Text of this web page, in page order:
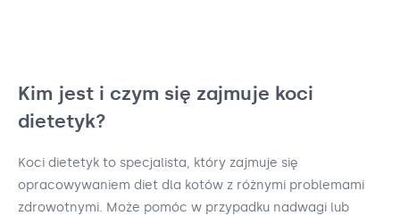
Kim jest i czym się zajmuje koci
dietetyk?
Koci dietetyk to specjalista, który zajmuje się
opracowywaniem diet dla kotów z różnymi problemami
zdrowotnymi. Może pomóc w przypadku nadwagi lub